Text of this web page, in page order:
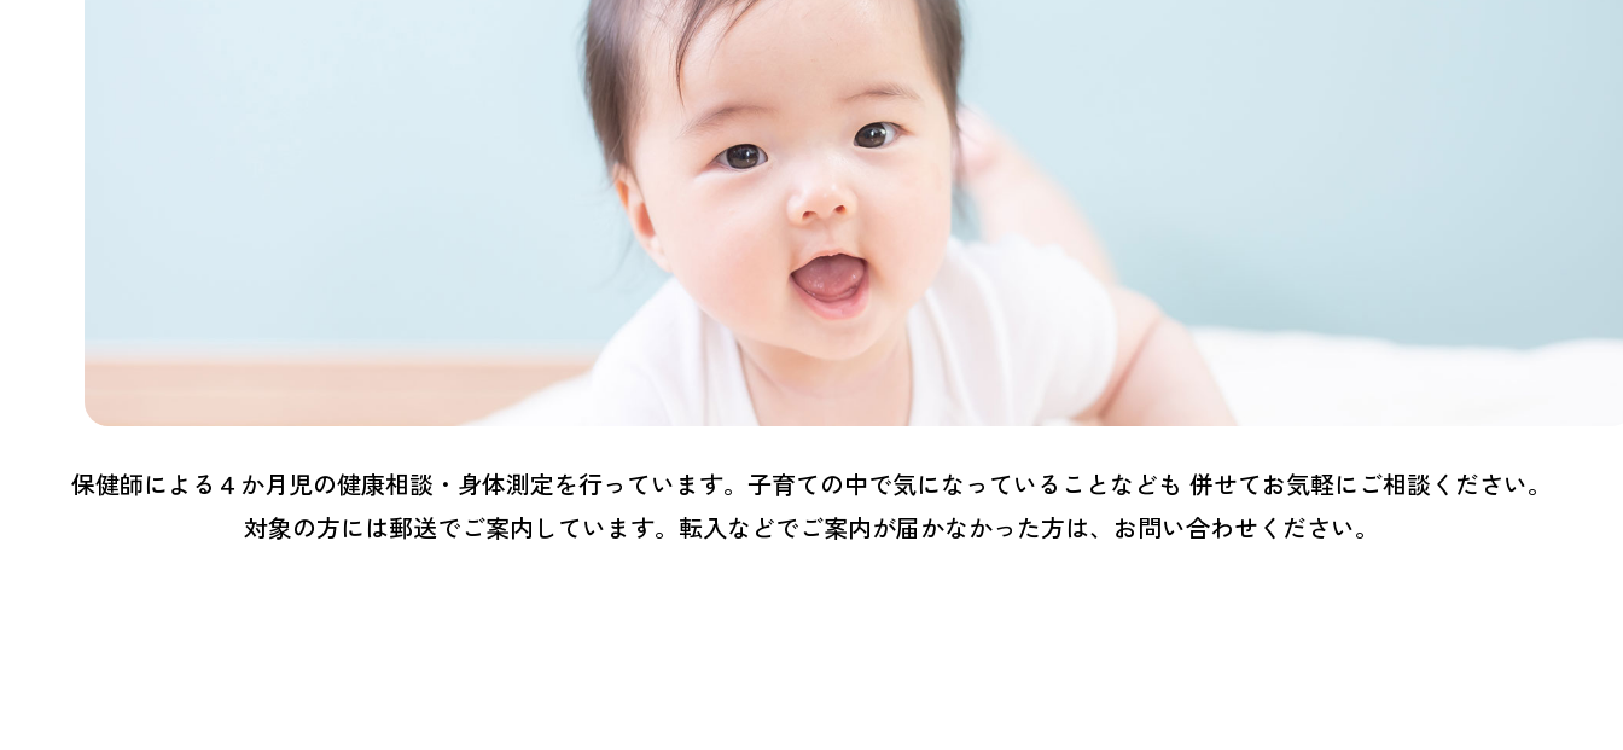
保健師による４か月児の健康相談・身体測定を行っています。子育ての中で気になっていることなども 併せてお気軽にご相談ください。
対象の方には郵送でご案内しています。転入などでご案内が届かなかった方は、お問い合わせください。